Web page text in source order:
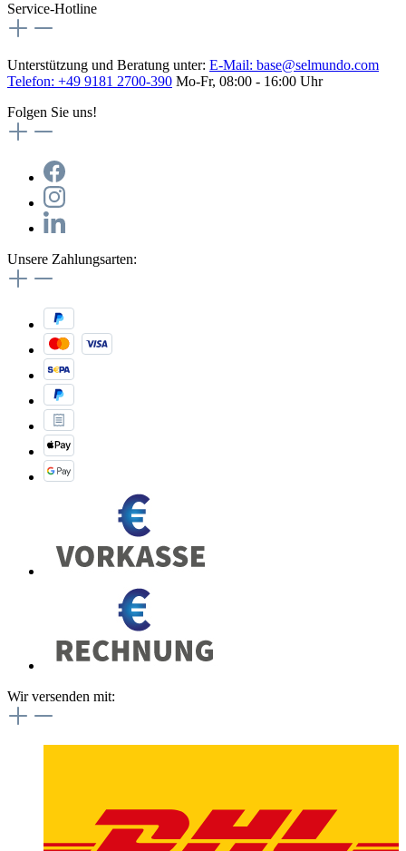
Service-Hotline
Unterstützung und Beratung unter: E-Mail: base@selmundo.com
Telefon: +49 9181 2700-390 Mo-Fr, 08:00 - 16:00 Uhr
Folgen Sie uns!
Unsere Zahlungsarten:
Wir versenden mit: